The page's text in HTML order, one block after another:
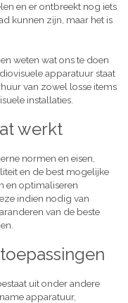
en er ontbreekt nog iets
kunnen zijn, maar het is
weten wat ons te doen
apparatuur staat
van zowel losse items
installaties.
werkt
normen en eisen,
en de best mogelijke
en optimaliseren
indien nodig van
van de beste
uit onder andere
apparatuur,